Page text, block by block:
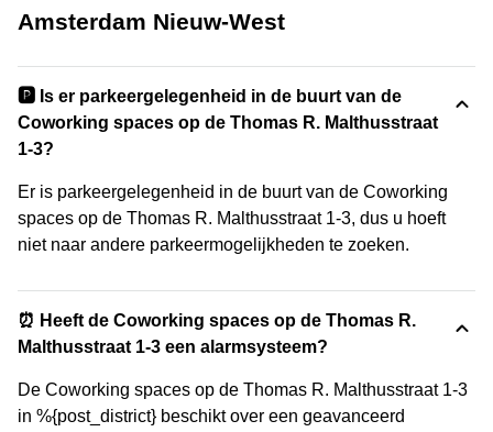
Amsterdam Nieuw-West
🅿️ Is er parkeergelegenheid in de buurt van de
Coworking spaces op de Thomas R. Malthusstraat
1-3?
Er is parkeergelegenheid in de buurt van de Coworking
spaces op de Thomas R. Malthusstraat 1-3, dus u hoeft
niet naar andere parkeermogelijkheden te zoeken.
⏰ Heeft de Coworking spaces op de Thomas R.
Malthusstraat 1-3 een alarmsysteem?
De Coworking spaces op de Thomas R. Malthusstraat 1-3
in %{post_district} beschikt over een geavanceerd